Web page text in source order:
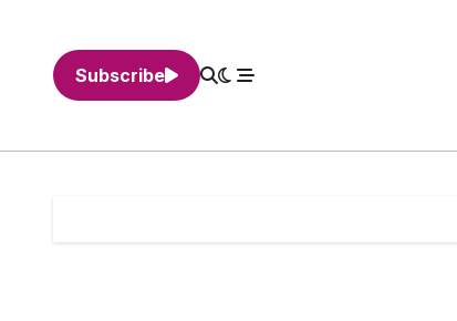
Subscribe